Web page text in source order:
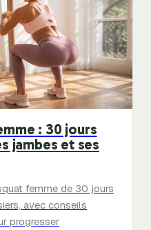
: 30 jours
jambes et ses
femme de 30 jours
avec conseils
progresser